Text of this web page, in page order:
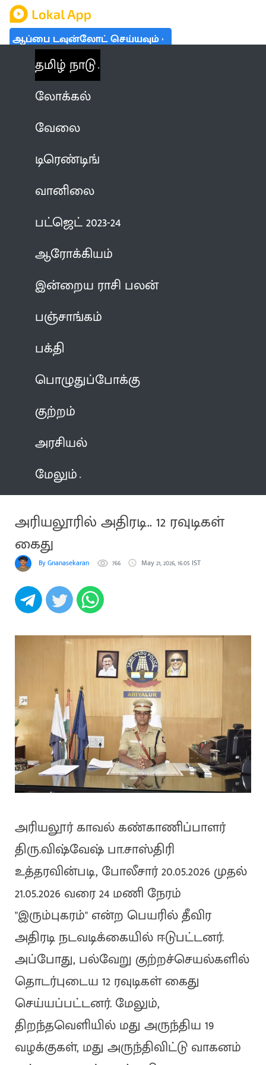
ஆப்பை டவுன்லோட் செய்யவும்
தமிழ் நாடு
லோக்கல்
வேலை
டிரெண்டிங்
வானிலை
பட்ஜெட் 2023-24
ஆரோக்கியம்
இன்றைய ராசி பலன்
பஞ்சாங்கம்
பக்தி
பொழுதுப்போக்கு
குற்றம்
அரசியல்
மேலும்
அரியலூரில் அதிரடி.. 12 ரவுடிகள்
கைது
By Gnanasekaran 766 May 21, 2026, 16:05 IST
அரியலூர் காவல் கண்காணிப்பாளர்
திரு.விஷ்வேஷ் பா.சாஸ்திரி
உத்தரவின்படி, போலீசார் 20.05.2026 முதல்
21.05.2026 வரை 24 மணி நேரம்
"இரும்புகரம்" என்ற பெயரில் தீவிர
அதிரடி நடவடிக்கையில் ஈடுபட்டனர்.
அப்போது, பல்வேறு குற்றச்செயல்களில்
தொடர்புடைய 12 ரவுடிகள் கைது
செய்யப்பட்டனர். மேலும்,
திறந்தவெளியில் மது அருந்திய 19
வழக்குகள், மது அருந்திவிட்டு வாகனம்